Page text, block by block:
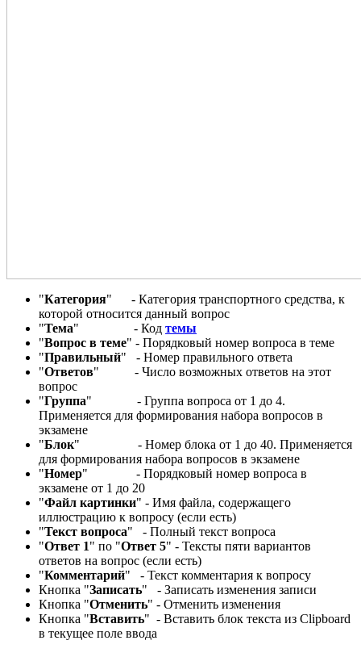
"Категория" - Категория транспортного средства, к
которой относится данный вопрос
"Тема" - Код темы
"Вопрос в теме" - Порядковый номер вопроса в теме
"Правильный" - Номер правильного ответа
"Ответов" - Число возможных ответов на этот
вопрос
"Группа" - Группа вопроса от 1 до 4.
Применяется для формирования набора вопросов в
экзамене
"Блок" - Номер блока от 1 до 40. Применяется
для формирования набора вопросов в экзамене
"Номер" - Порядковый номер вопроса в
экзамене от 1 до 20
"Файл картинки" - Имя файла, содержащего
иллюстрацию к вопросу (если есть)
"Текст вопроса" - Полный текст вопроса
"Ответ 1" по "Ответ 5" - Тексты пяти вариантов
ответов на вопрос (если есть)
"Комментарий" - Текст комментария к вопросу
Кнопка "Записать" - Записать изменения записи
Кнопка "Отменить" - Отменить изменения
Кнопка "Вставить" - Вставить блок текста из Clipboard
в текущее поле ввода